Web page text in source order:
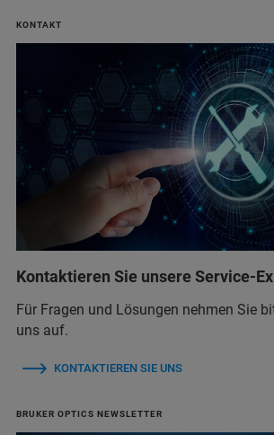
KONTAKT
Kontaktieren Sie unsere Service-
Für Fragen und Lösungen nehmen Sie
uns auf.
KONTAKTIEREN SIE UNS
BRUKER OPTICS NEWSLETTER